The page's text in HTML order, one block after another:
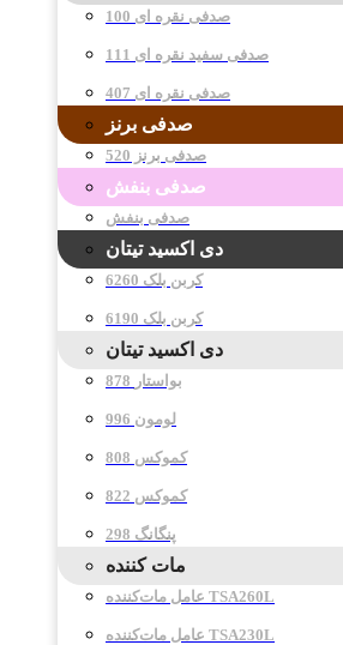
صدفی نقره ای 100
صدفی سفید نقره ای 111
صدفی نقره ای 407
صدفی برنز
صدفی برنز 520
صدفی بنفش
صدفی بنفش
دی اکسید تیتان
کربن بلک 6260
کربن بلک 6190
دی اکسید تیتان
878 بواستار
996 لومون
808 کموکس
822 کموکس
298 پنگانگ
مات کننده
عامل مات‌کننده TSA260L
عامل مات‌کننده TSA230L